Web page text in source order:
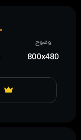
وضوح
800x480